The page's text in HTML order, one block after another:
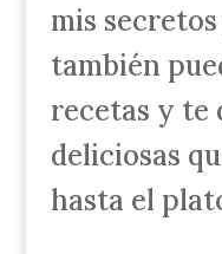
mis
también
recetas y te
deliciosas
hasta el